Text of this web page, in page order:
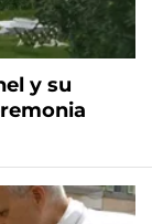
y su